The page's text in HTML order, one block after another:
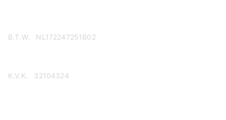
B.T.W. NL172247251B02
K.V.K. 32104324